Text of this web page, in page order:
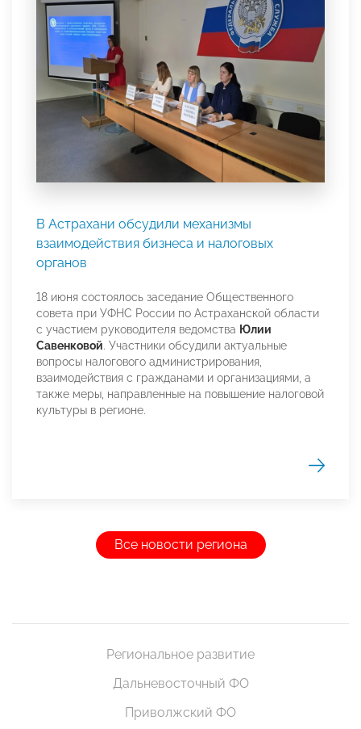
В Астрахани обсудили механизмы
взаимодействия бизнеса и налоговых
органов
18 июня состоялось заседание Общественного
совета при УФНС России по Астраханской области
с участием руководителя ведомства Юлии
Савенковой. Участники обсудили актуальные
вопросы налогового администрирования,
взаимодействия с гражданами и организациями, а
также меры, направленные на повышение налоговой
культуры в регионе.
Все новости региона
Региональное развитие
Дальневосточный ФО
Приволжский ФО